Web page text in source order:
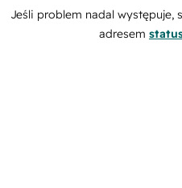
Jeśli problem nadal występuje,
adresem